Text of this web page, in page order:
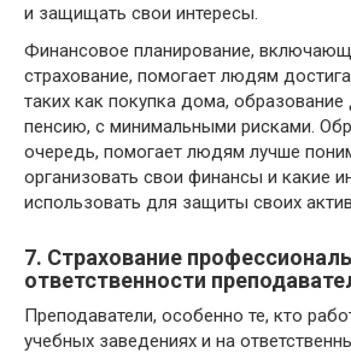
и защищать свои интересы.
Финансовое планирование,
страхование, помогает людям
таких как покупка дома,
пенсию, с минимальными рисками.
очередь, помогает людям лучше
организовать свои финансы и какие
использовать для защиты своих
7. Страхование
ответственности
Преподаватели, особенно те, кто
учебных заведениях и на